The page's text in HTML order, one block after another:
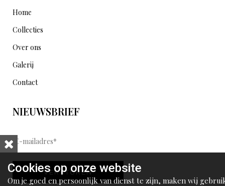
Home
Collecties
Over ons
Galerij
Contact
NIEUWSBRIEF
E
-
m
a
VERSTUREN
Cookies op onze website
Om je goed en persoonlijk van dienst te zijn, maken wij